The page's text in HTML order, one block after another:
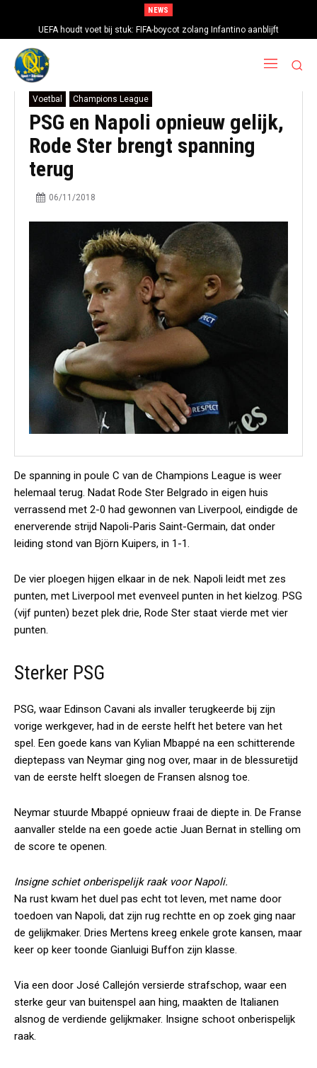
NEWS
UEFA houdt voet bij stuk: FIFA-boycot zolang Infantino aanblijft
Voetbal Champions League
PSG en Napoli opnieuw gelijk,
Rode Ster brengt spanning
terug
06/11/2018
De spanning in poule C van de Champions League is weer
helemaal terug. Nadat Rode Ster Belgrado in eigen huis
verrassend met 2-0 had gewonnen van Liverpool, eindigde de
enerverende strijd Napoli-Paris Saint-Germain, dat onder
leiding stond van Björn Kuipers, in 1-1.
De vier ploegen hijgen elkaar in de nek. Napoli leidt met zes
punten, met Liverpool met evenveel punten in het kielzog. PSG
(vijf punten) bezet plek drie, Rode Ster staat vierde met vier
punten.
Sterker PSG
PSG, waar Edinson Cavani als invaller terugkeerde bij zijn
vorige werkgever, had in de eerste helft het betere van het
spel. Een goede kans van Kylian Mbappé na een schitterende
dieptepass van Neymar ging nog over, maar in de blessuretijd
van de eerste helft sloegen de Fransen alsnog toe.
Neymar stuurde Mbappé opnieuw fraai de diepte in. De Franse
aanvaller stelde na een goede actie Juan Bernat in stelling om
de score te openen.
Insigne schiet onberispelijk raak voor Napoli.
Na rust kwam het duel pas echt tot leven, met name door
toedoen van Napoli, dat zijn rug rechtte en op zoek ging naar
de gelijkmaker. Dries Mertens kreeg enkele grote kansen, maar
keer op keer toonde Gianluigi Buffon zijn klasse.
Via een door José Callejón versierde strafschop, waar een
sterke geur van buitenspel aan hing, maakten de Italianen
alsnog de verdiende gelijkmaker. Insigne schoot onberispelijk
raak.